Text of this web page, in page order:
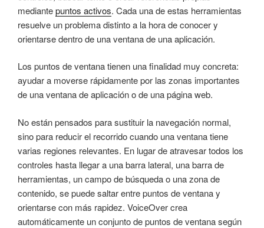
mediantepuntos activos. Cada una de estas herramientas
resuelve un problema distinto a la hora de conocer y
orientarse dentro de una ventana de una aplicación.
Los puntos de ventana tienen una finalidad muy concreta:
ayudar a moverse rápidamente por las zonas importantes
de una ventana de aplicación o de una página web.
No están pensados para sustituir la navegación normal,
sino para reducir el recorrido cuando una ventana tiene
varias regiones relevantes. En lugar de atravesar todos los
controles hasta llegar a una barra lateral, una barra de
herramientas, un campo de búsqueda o una zona de
contenido, se puede saltar entre puntos de ventana y
orientarse con más rapidez. VoiceOver crea
automáticamente un conjunto de puntos de ventana según